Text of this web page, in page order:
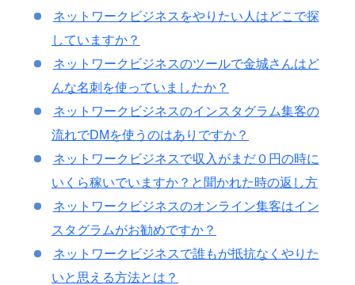
ネットワークビジネスをやりたい人はどこで探
していますか？
ネットワークビジネスのツールで金城さんはど
んな名刺を使っていましたか？
ネットワークビジネスのインスタグラム集客の
流れでDMを使うのはありですか？
ネットワークビジネスで収入がまだ０円の時に
いくら稼いでいますか？と聞かれた時の返し方
ネットワークビジネスのオンライン集客はイン
スタグラムがお勧めですか？
ネットワークビジネスで誰もが抵抗なくやりた
いと思える方法とは？